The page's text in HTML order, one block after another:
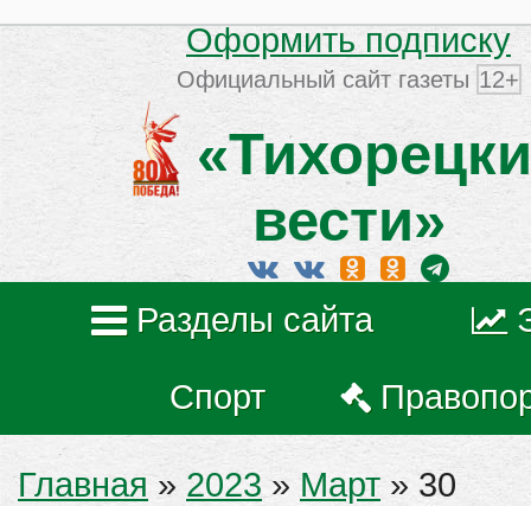
Оформить подписку
Официальный сайт газеты 12+
вести»
Разделы сайта
Спорт
Главная » 2023 » Март » 30